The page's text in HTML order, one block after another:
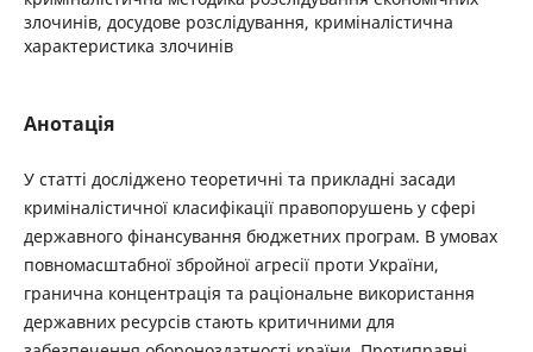
злочинів, досудове розслідування, криміналістична
характеристика злочинів
Анотація
У статті досліджено теоретичні та прикладні засади
криміналістичної класифікації правопорушень у сфері
державного фінансування бюджетних програм. В умовах
повномасштабної збройної агресії проти України,
гранична концентрація та раціональне використання
державних ресурсів стають критичними для